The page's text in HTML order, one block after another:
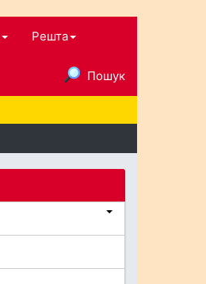
Решта
Пошук